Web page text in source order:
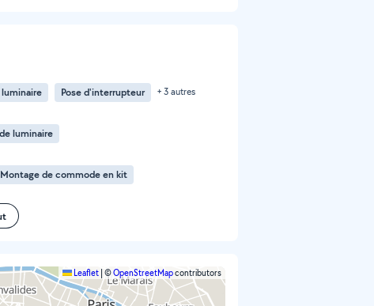
Pose d'interrupteur + 3 autres
luminaire
Montage de commode en kit
Leaflet ©OpenStreetMapcontributors